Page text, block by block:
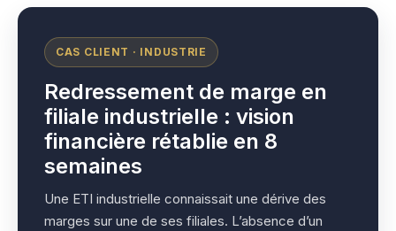
CAS CLIENT · INDUSTRIE
Redressement de marge en
filiale industrielle : vision
financière rétablie en 8
semaines
Une ETI industrielle connaissait une dérive des
marges sur une de ses filiales. L’absence d’un